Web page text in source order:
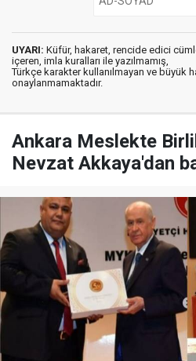
UYARI: Küfür, hakaret, rencide edici
içeren, imla kuralları ile yazılmamış,
Türkçe karakter kullanılmayan ve büyük
onaylanmamaktadır.
Ankara Meslekte
Nevzat Akkaya'dan